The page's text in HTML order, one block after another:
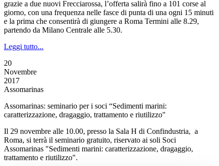
grazie a due nuovi Frecciarossa, l’offerta salirà fino a 101 corse al
giorno, con una frequenza nelle fasce di punta di una ogni 15 minuti
e la prima che consentirà di giungere a Roma Termini alle 8.29,
partendo da Milano Centrale alle 5.30.
Leggi tutto...
20
Novembre
2017
Assomarinas
Assomarinas: seminario per i soci “Sedimenti marini:
caratterizzazione, dragaggio, trattamento e riutilizzo"
Il 29 novembre alle 10.00, presso la Sala H di Confindustria, a
Roma, si terrà il seminario gratuito, riservato ai soli Soci
Assomarinas "Sedimenti marini: caratterizzazione, dragaggio,
trattamento e riutilizzo".